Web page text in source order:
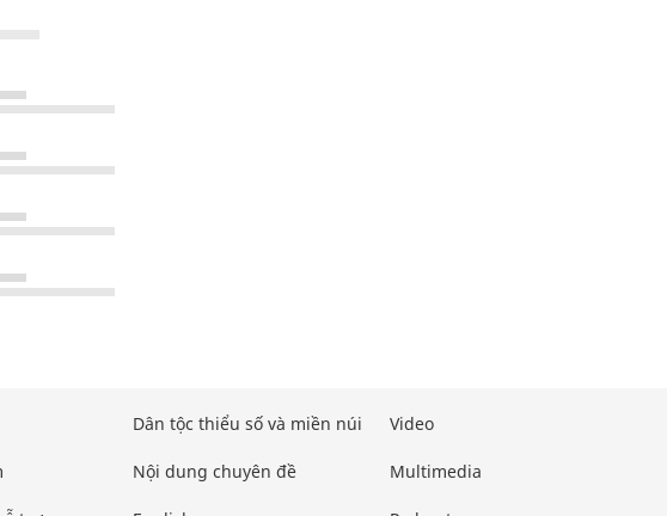
Dân tộc thiểu số và miền núi
Nội dung chuyên đề
Video
Multimedia